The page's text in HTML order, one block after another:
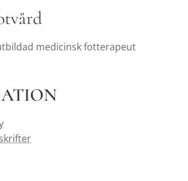
medicinsk fotterapeut